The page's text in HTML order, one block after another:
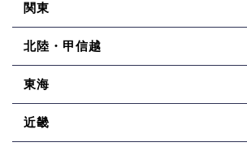
関東
北陸・甲信越
東海
近畿